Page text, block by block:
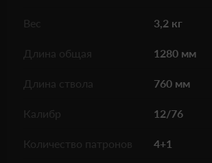
Вес 3,2 кг
Длина общая 1280 мм
Длина ствола 760 мм
Калибр 12/76
Количество патронов 4+1